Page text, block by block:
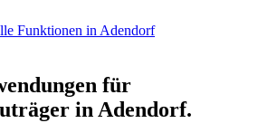
Funktionen in Adendorf
für
in Adendorf.